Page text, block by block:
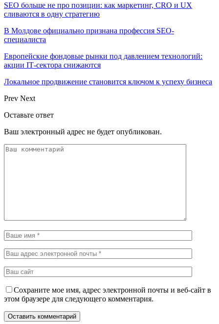
SEO больше не про позиции: как маркетинг, CRO и UX
сливаются в одну стратегию
В Молдове официально признана профессия SEO-
специалиста
Европейские фондовые рынки под давлением технологий:
акции IT‑сектора снижаются
Локальное продвижение становится ключом к успеху бизнеса
Prev Next
Оставьте ответ
Ваш электронный адрес не будет опубликован.
Сохраните мое имя, адрес электронной почты и веб-сайт в
этом браузере для следующего комментария.